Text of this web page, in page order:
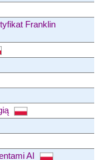
Franklin
AI